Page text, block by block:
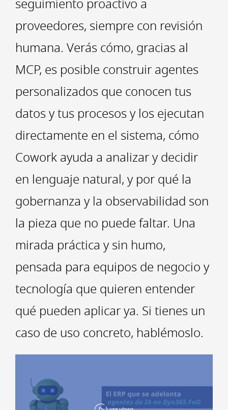
seguimiento proactivo a
proveedores, siempre con revisión
humana. Verás cómo, gracias al
MCP, es posible construir agentes
personalizados que conocen tus
datos y tus procesos y los ejecutan
directamente en el sistema, cómo
Cowork ayuda a analizar y decidir
en lenguaje natural, y por qué la
gobernanza y la observabilidad son
la pieza que no puede faltar. Una
mirada práctica y sin humo,
pensada para equipos de negocio y
tecnología que quieren entender
qué pueden aplicar ya. Si tienes un
caso de uso concreto, hablémoslo.